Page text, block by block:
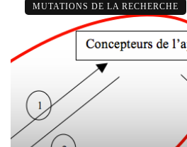
MUTATIONS DE LA RECHERCHE